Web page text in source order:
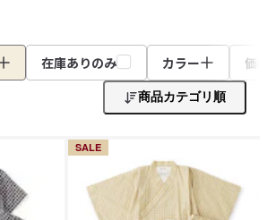
在庫ありのみ カラー 価
商品カテゴリ順
SALE